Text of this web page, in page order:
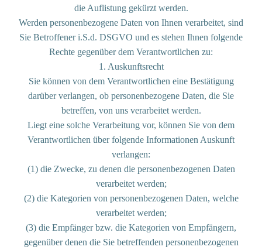
die Auflistung gekürzt werden.
Werden personenbezogene Daten von Ihnen verarbeitet, sind
Sie Betroffener i.S.d. DSGVO und es stehen Ihnen folgende
Rechte gegenüber dem Verantwortlichen zu:
1. Auskunftsrecht
Sie können von dem Verantwortlichen eine Bestätigung
darüber verlangen, ob personenbezogene Daten, die Sie
betreffen, von uns verarbeitet werden.
Liegt eine solche Verarbeitung vor, können Sie von dem
Verantwortlichen über folgende Informationen Auskunft
verlangen:
(1) die Zwecke, zu denen die personenbezogenen Daten
verarbeitet werden;
(2) die Kategorien von personenbezogenen Daten, welche
verarbeitet werden;
(3) die Empfänger bzw. die Kategorien von Empfängern,
gegenüber denen die Sie betreffenden personenbezogenen